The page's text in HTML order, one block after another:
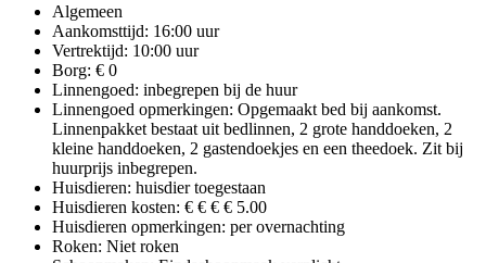
Algemeen
Aankomsttijd: 16:00 uur
Vertrektijd: 10:00 uur
Borg: € 0
Linnengoed: inbegrepen bij de huur
Linnengoed opmerkingen: Opgemaakt bed bij aankomst.
Linnenpakket bestaat uit bedlinnen, 2 grote handdoeken, 2
kleine handdoeken, 2 gastendoekjes en een theedoek. Zit bij
huurprijs inbegrepen.
Huisdieren: huisdier toegestaan
Huisdieren kosten: € € € € 5.00
Huisdieren opmerkingen: per overnachting
Roken: Niet roken